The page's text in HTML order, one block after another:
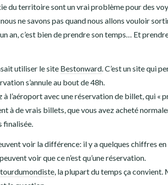
du territoire sont un vrai problème pour des
ne savons pas quand nous allons vouloir
an, c’est bien de prendre son temps… Et
utiliser le site Bestonward . C’est un site qui
s’annule au bout de 48h.
à l’aéroport avec une réservation de billet, qui
à de vrais billets, que vous avez acheté
finalisée.
voir la différence: il y a quelques chiffres
voir que ce n’est qu’une réservation.
tourdumondiste , la plupart du temps ça